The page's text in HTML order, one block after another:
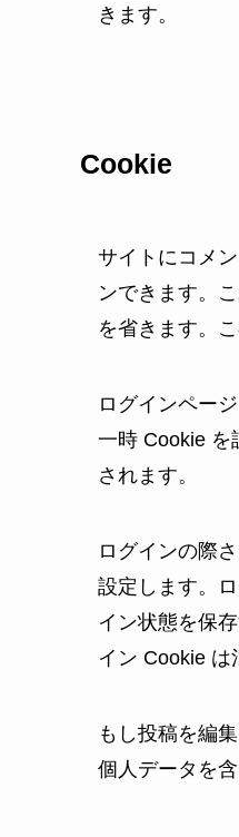
きます。
Cookie
サイトにコメ
ンできます。
を省きます。
ログインペー
一時 Cookie を
されます。
ログインの際
設定します。
イン状態を保
イン Cookie は
もし投稿を編
個人データを